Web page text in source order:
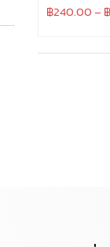
฿240.00– ฿